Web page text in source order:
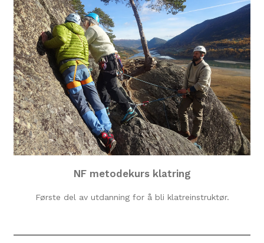
NF metodekurs klatring
Første del av utdanning for å bli klatreinstruktør.